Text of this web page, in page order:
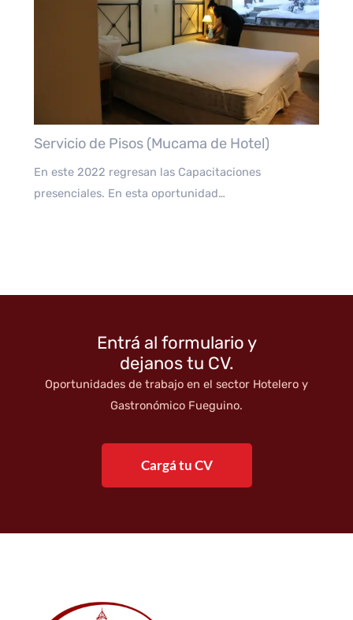
Servicio de Pisos (Mucama de Hotel)
En este 2022 regresan las Capacitaciones
presenciales. En esta oportunidad…
Entrá al formulario y
dejanos tu CV.
Oportunidades de trabajo en el sector Hotelero y
Gastronómico Fueguino.
Cargá tu CV